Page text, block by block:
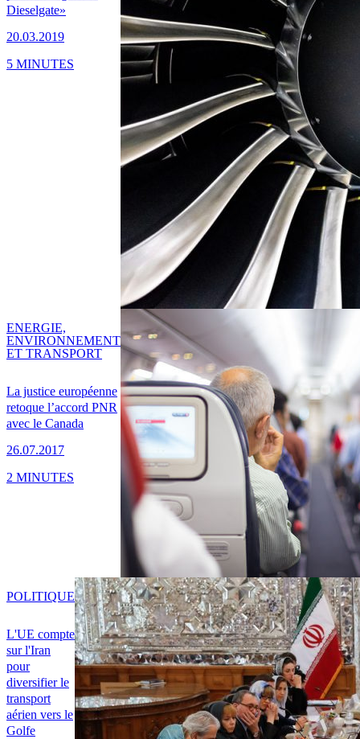
Dieselgate»
20.03.2019
5 MINUTES
La justice européenne
retoque l’accord PNR
avec le Canada
26.07.2017
ENERGIE,
ENVIRONNEMENT
ET TRANSPORT
2 MINUTES
L'UE compte
sur l'Iran
pour
diversifier le
transport
aérien vers le
Golfe
POLITIQUE